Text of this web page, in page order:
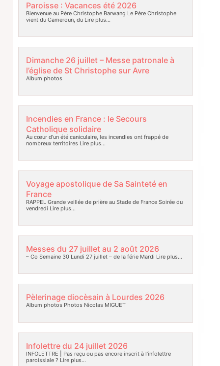
Paroisse : Vacances été 2026
Bienvenue au Père Christophe Barwang Le Père Christophe
vient du Cameroun, duLire plus…
Dimanche 26 juillet – Messe patronale à
l’église de St Christophe sur Avre
Album photos
Incendies en France : le Secours
Catholique solidaire
Au cœur d’un été caniculaire, les incendies ont frappé de
nombreux territoires Lire plus…
Voyage apostolique de Sa Sainteté en
France
RAPPEL Grande veillée de prière au Stade de France Soirée du
vendredi Lire plus…
Messes du 27 juillet au 2 août 2026
– Co Semaine 30 Lundi 27 juillet – de la férie Mardi Lire plus…
Pèlerinage diocèsain à Lourdes 2026
Album photos Photos Nicolas MIGUET
Infolettre du 24 juillet 2026
INFOLETTRE | Pas reçu ou pas encore inscrit à l’infolettre
paroissiale ? Lire plus…